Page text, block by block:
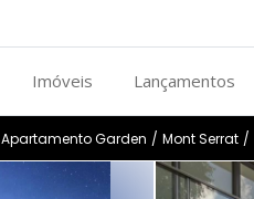
Imóveis Lançamentos
Apartamento Garden / Mont Serrat /